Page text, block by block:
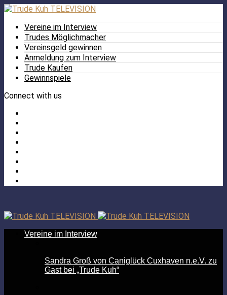
Vereine im Interview
Trudes Möglichmacher
Vereinsgeld gewinnen
Anmeldung zum Interview
Trude Kaufen
Gewinnspiele
Connect with us
Vereine im Interview
Sandra Groß von Caniglück Cuxhaven n.e.V. zu
Gast bei „Trude Kuh“